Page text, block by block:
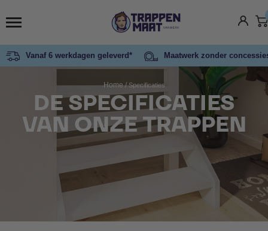
Vanaf 6 werkdagen geleverd* Maatwerk zonder
Home / Specificaties
DE SPECIFICATIES
VAN ONZE TRAPPEN